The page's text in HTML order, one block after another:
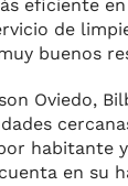
eficiente
de
buenos
Oviedo,
habitante
en su